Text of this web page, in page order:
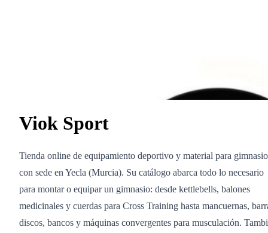
Viok Sport
Tienda online de equipamiento deportivo y material para
con sede en Yecla (Murcia). Su catálogo abarca todo lo necesario
para montar o equipar un gimnasio: desde kettlebells, balones
medicinales y cuerdas para Cross Training hasta mancuernas,
discos, bancos y máquinas convergentes para musculación.